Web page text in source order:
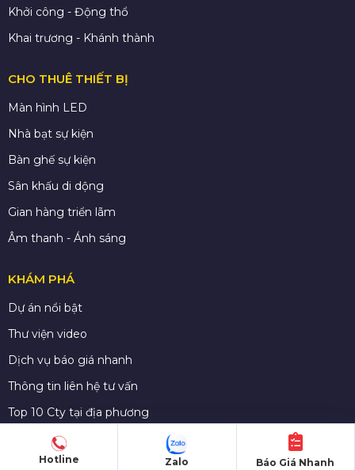
Khởi công - Động thổ
Khai trương - Khánh thành
CHO THUÊ THIẾT BỊ
Màn hình LED
Nhà bạt sự kiện
Bàn ghế sự kiện
Sân khấu di dộng
Gian hàng triển lãm
Âm thanh - Ánh sáng
KHÁM PHÁ
Dự án nổi bật
Thư viện video
Dịch vụ báo giá nhanh
Thông tin liên hệ tư vấn
Top 10 Cty tại địa phương
Tin tức - Kinh nghiệm sự kiện
Hotline Báo Giá Nhanh
Zalo